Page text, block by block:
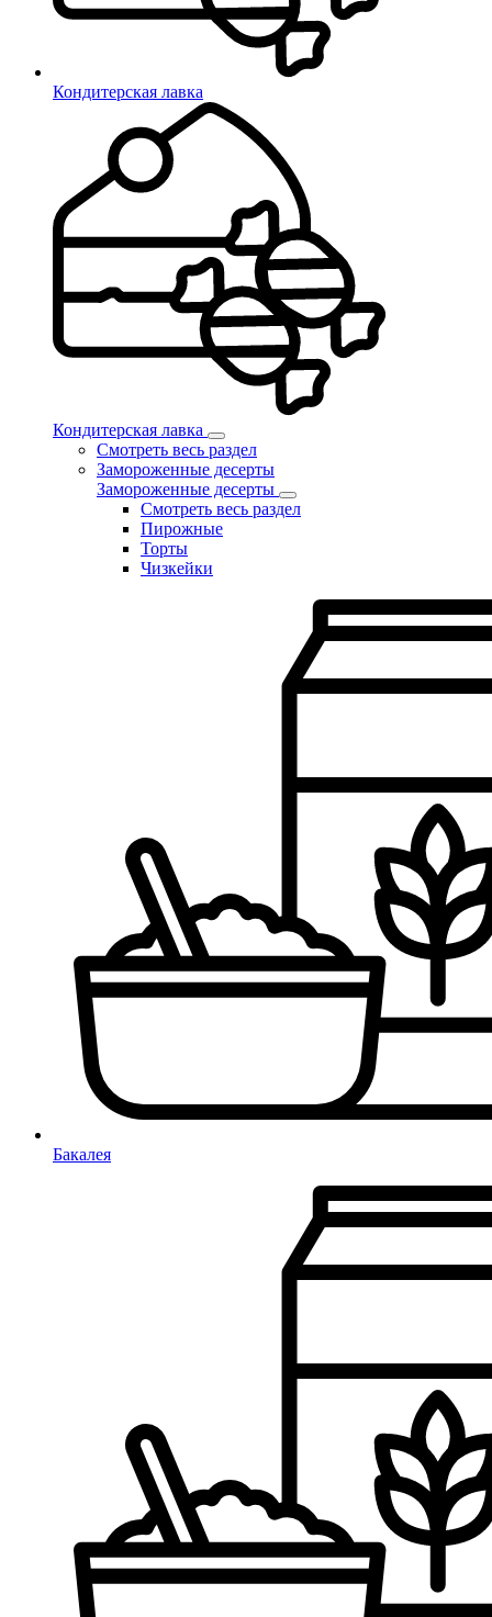
Кондитерская лавка
Кондитерская лавка
Смотреть весь раздел
Замороженные десерты
Замороженные десерты
Смотреть весь раздел
Пирожные
Торты
Чизкейки
Бакалея